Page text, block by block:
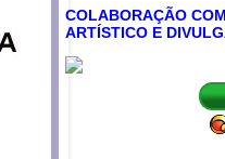
COLABORAÇÃO
ARTÍSTICO E